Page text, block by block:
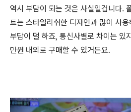
역시 부담이 되는 것은 사실일겁니다.
트는 스타일리쉬한 디자인과 많이 사
부담이 덜 하죠, 통신사별로 차이는 있
만원 내외로 구매할 수 있거든요.